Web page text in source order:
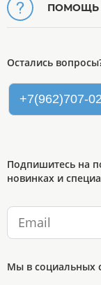
ПОМОЩЬ
Остались
+7(962)707-
Подпишитесь на
новинках и
Мы в социальных